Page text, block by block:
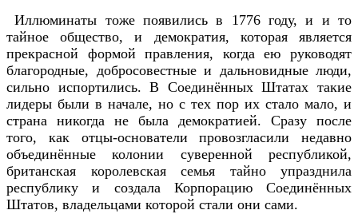
Иллюминаты тоже появились в 1776 году, и и то
тайное общество, и демократия, которая является
прекрасной формой правления, когда ею руководят
благородные, добросовестные и дальновидные люди,
сильно испортились. В Соединённых Штатах такие
лидеры были в начале, но с тех пор их стало мало, и
страна никогда не была демократией. Сразу после
того, как отцы-основатели провозгласили недавно
объединённые колонии суверенной республикой,
британская королевская семья тайно упразднила
республику и создала Корпорацию Соединённых
Штатов, владельцами которой стали они сами.